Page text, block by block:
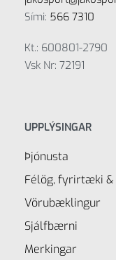
Sími: 566 7310
Kt.: 600801-2790
Vsk Nr: 72191
UPPLÝSINGAR
Þjónusta
Félög, fyrirtæki &
Vörubæklingur
Sjálfbærni
Merkingar